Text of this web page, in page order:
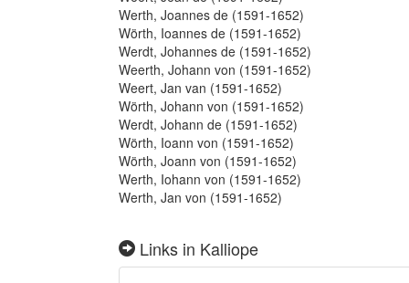
Werth, Joannes de (1591-1652)
Wörth, Ioannes de (1591-1652)
Werdt, Johannes de (1591-1652)
Weerth, Johann von (1591-1652)
Weert, Jan van (1591-1652)
Wörth, Johann von (1591-1652)
Werdt, Johann de (1591-1652)
Wörth, Ioann von (1591-1652)
Wörth, Joann von (1591-1652)
Werth, Iohann von (1591-1652)
Werth, Jan von (1591-1652)
Links in Kalliope